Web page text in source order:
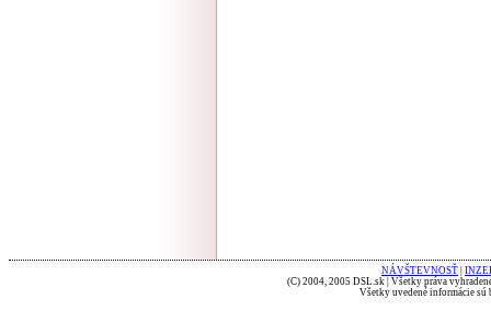
NÁVŠTEVNOSŤ
(C) 2004, 2005 DSL.sk | Všetky práva
Všetky uvedené informácie sú